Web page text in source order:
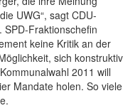
UWG“, sagt CDU-
SPD-Fraktionschefin
keine Kritik an der
sich konstruktiv
2011 will
Mandate holen. So viele